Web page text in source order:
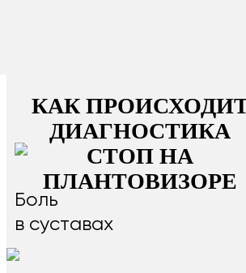
Боль
в суставах
КАК
ДИАГНОСТИКА
СТОП НА
ПЛАНТОВИЗОРЕ